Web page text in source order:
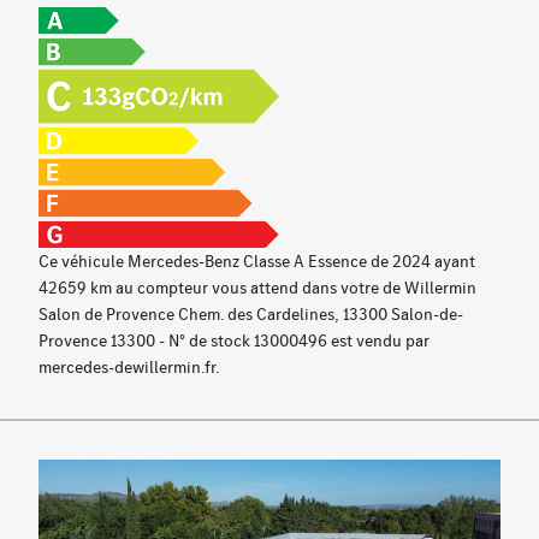
Essuie-glaces avec détecteur de pluie
Système d’appel d’urgence Mercedes-Benz
Fonctionnalités élargies MBUX
Module de communication (LTE) pour l'utilisation des
services connectés
Navigation par disque dur
Préinstallation pour Live Traffic Information
Palettes au volant
Boite de vitesses automatique 7G-DCT
Instrumentation digitale avec écran 10''
Système de contrôle de la pression des pneumatiques
Rétroviseurs extérieurs rabattables et déployables
Avertisseur de limitation de vitesse
Radio digitale
Pare soleil avec mirroir de courtoisie éclairé
Ce véhicule Mercedes-Benz Classe A Essence de 2024 ayant
42659 km au compteur vous attend dans votre de Willermin
Salon de Provence Chem. des Cardelines, 13300 Salon-de-
Provence 13300 - N° de stock 13000496 est vendu par
mercedes-dewillermin.fr.